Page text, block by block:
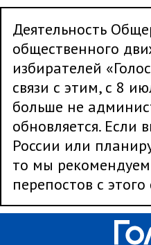
Деятельность
общественного
избирателей
связи с этим, с 8
больше не
обновляется. Если
России или
то мы
перепостов с этого